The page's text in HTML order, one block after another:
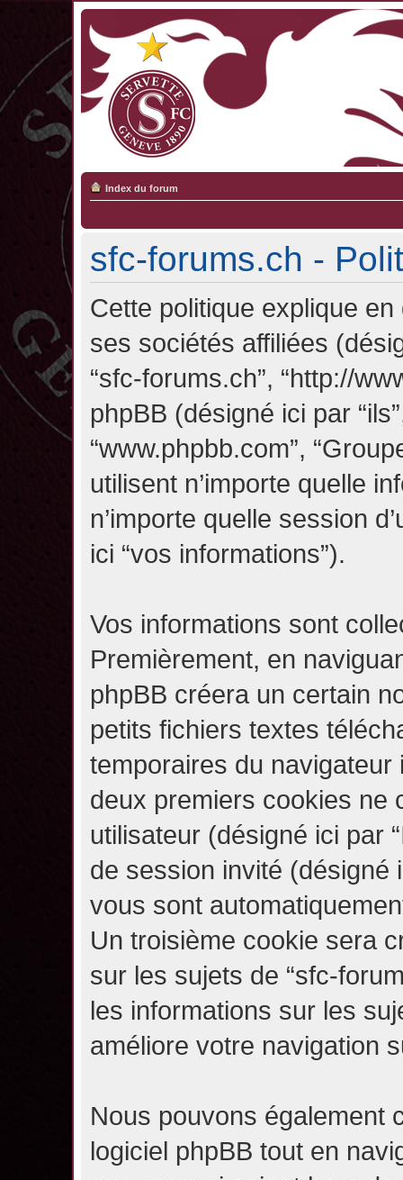
Index du forum
sfc-forums.ch -
Cette politique explique
ses sociétés affiliées
“sfc-forums.ch”, “http://
phpBB (désigné ici par
“www.phpbb.com”,
utilisent n’importe quelle
n’importe quelle session
ici “vos informations”).
Vos informations sont
Premièrement, en
phpBB créera un certain
petits fichiers textes
temporaires du
deux premiers cookies ne
utilisateur (désigné ici par
de session invité (désigné
vous sont
Un troisième cookie sera
sur les sujets de “sfc-
les informations sur les
améliore votre navigation
Nous pouvons également
logiciel phpBB tout en